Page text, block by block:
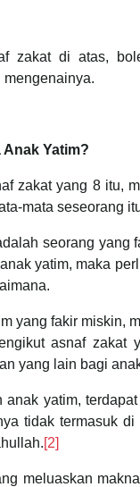
zakat di atas,
mengenainya.
Yatim?
zakat yang 8 itu,
mata seseorang
seorang
yatim, maka
yang fakir miskin,
asnaf zakat
yang lain bagi
anak yatim,
tidak termasuk
[2]
meluaskan